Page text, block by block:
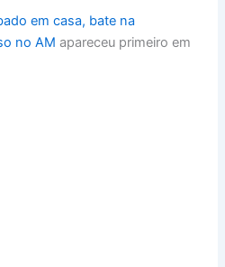
em casa, bate na
no AM apareceu primeiro em